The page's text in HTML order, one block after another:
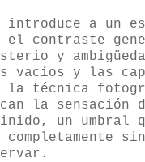
introduce a un
contraste
y
vacíos y las
la técnica
la sensación
un umbral
completamente